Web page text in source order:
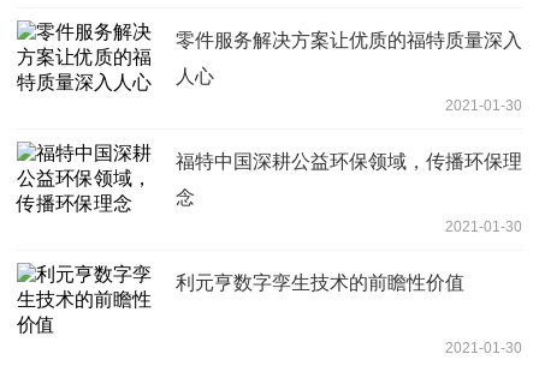
零件服务解决方案让优质的福特质量深入
人心
2021-01-30
福特中国深耕公益环保领域，传播环保理
念
2021-01-30
利元亨数字孪生技术的前瞻性价值
2021-01-30